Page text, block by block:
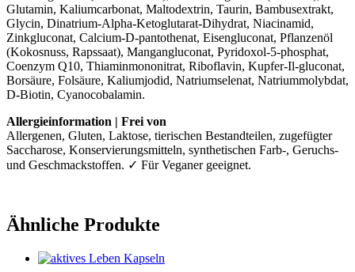
Glutamin, Kaliumcarbonat, Maltodextrin, Taurin, Bambusextrakt,
Glycin, Dinatrium-Alpha-Ketoglutarat-Dihydrat, Niacinamid,
Zinkgluconat, Calcium-D-pantothenat, Eisengluconat, Pflanzenöl
(Kokosnuss, Rapssaat), Mangangluconat, Pyridoxol-5-phosphat,
Coenzym Q10, Thiaminmononitrat, Riboflavin, Kupfer-Il-gluconat,
Borsäure, Folsäure, Kaliumjodid, Natriumselenat, Natriummolybdat,
D-Biotin, Cyanocobalamin.
Allergieinformation | Frei von
Allergenen, Gluten, Laktose, tierischen Bestandteilen, zugefügter
Saccharose, Konservierungsmitteln, synthetischen Farb-, Geruchs-
und Geschmackstoffen. ✓ Für Veganer geeignet.
Ähnliche Produkte